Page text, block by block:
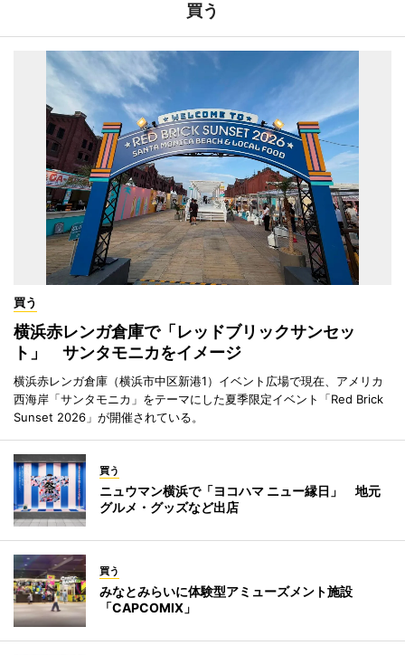
買う
買う
横浜赤レンガ倉庫で「レッドブリックサンセッ
ト」 サンタモニカをイメージ
横浜赤レンガ倉庫（横浜市中区新港1）イベント広場で現在、アメリカ
西海岸「サンタモニカ」をテーマにした夏季限定イベント「Red Brick
Sunset 2026」が開催されている。
買う
ニュウマン横浜で「ヨコハマ ニュー縁日」 地元
グルメ・グッズなど出店
買う
みなとみらいに体験型アミューズメント施設
「CAPCOMIX」